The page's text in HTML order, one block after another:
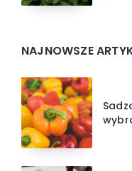
NAJNOWSZE